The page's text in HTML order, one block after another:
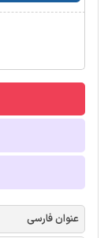
عنوان فارسی